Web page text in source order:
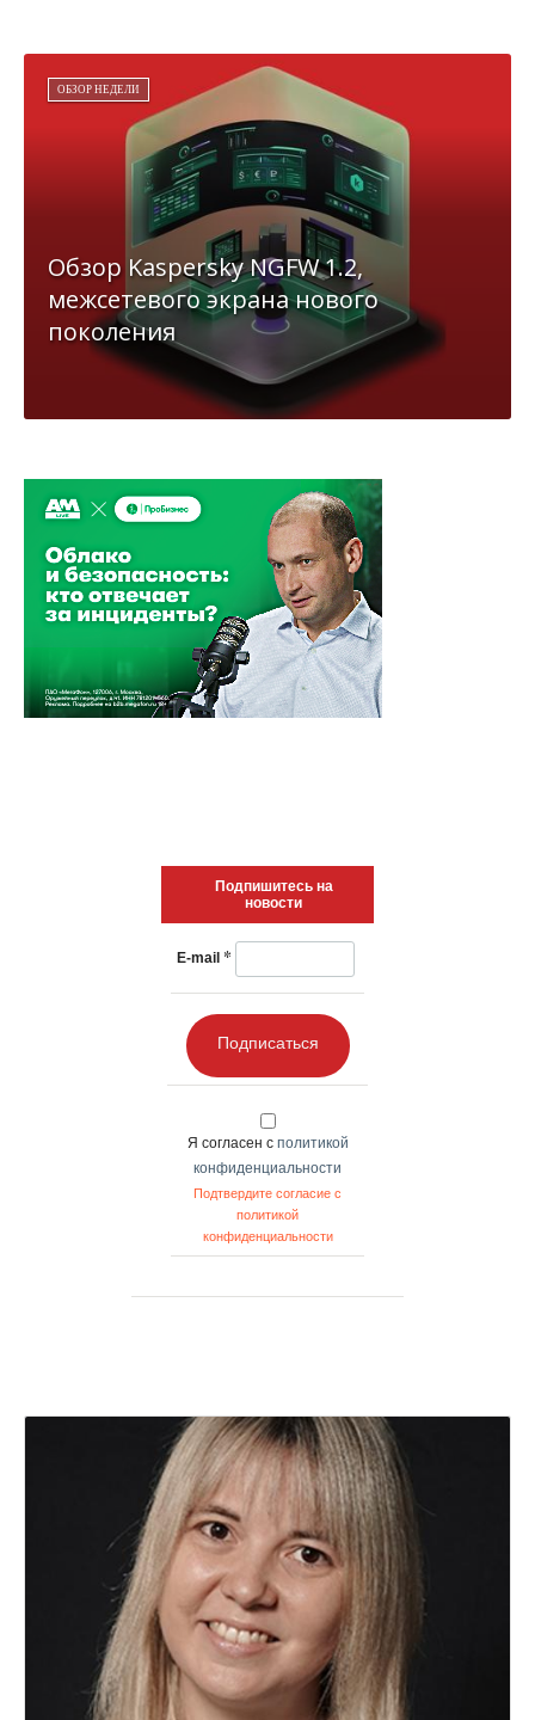
ОБЗОР НЕДЕЛИ
Обзор Kaspersky NGFW 1.2,
межсетевого экрана нового
поколения
Подпишитесь на
новости
E-mail *
Подписаться
Я согласен с политикой
конфиденциальности
Подтвердите согласие с
политикой
конфиденциальности